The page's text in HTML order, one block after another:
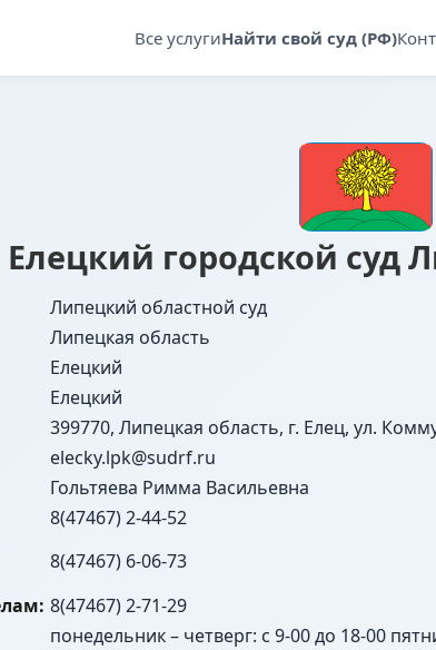
Все услугиНайти свой суд (РФ)
Елецкий городской суд
Липецкий областной суд
Липецкая область
Елецкий
Елецкий
399770, Липецкая область, г. Елец, ул.
elecky.lpk@sudrf.ru
Гольтяева Римма Васильевна
8(47467) 2-44-52
8(47467) 6-06-73
8(47467) 2-71-29
понедельник – четверг: с 9-00 до 18-00